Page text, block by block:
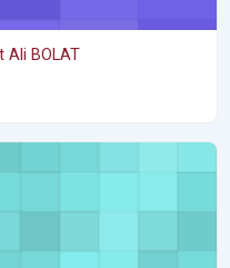
Ali BOLAT